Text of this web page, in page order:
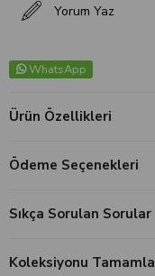
Yorum Yaz
WhatsApp
Ürün Özellikleri
Ödeme Seçenekleri
Sıkça Sorulan Sorular
Koleksiyonu Tamamla